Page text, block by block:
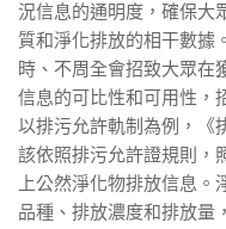
況信息的通明度，確保大
質和淨化排放的相干數據
時、不周全會招致大眾在
信息的可比性和可用性，
以排污允許軌制為例，《
該依照排污允許證規則，
上公然淨化物排放信息
品種、排放濃度和排放量